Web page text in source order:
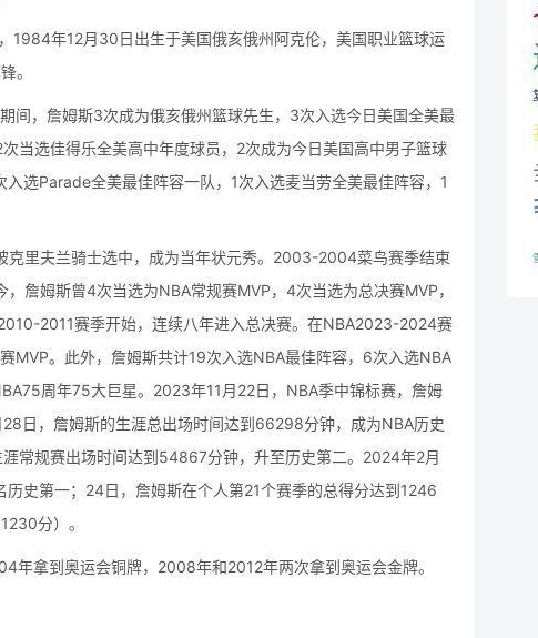
1984年12月30日出生于美国俄亥俄州阿克伦，美国职业篮球运
。
间，詹姆斯3次成为俄亥俄州篮球先生，3次入选今日美国全美最
当选佳得乐全美高中年度球员，2次成为今日美国高中男子篮球
选Parade全美最佳阵容一队，1次入选麦当劳全美最佳阵容，1
里夫兰骑士选中，成为当年状元秀。2003-2004菜鸟赛季结束
詹姆斯曾4次当选为NBA常规赛MVP，4次当选为总决赛MVP，
2011赛季开始，连续八年进入总决赛。在NBA2023-2024赛
MVP。此外，詹姆斯共计19次入选NBA最佳阵容，6次入选NBA
周年75大巨星。2023年11月22日，NBA季中锦标赛，詹姆
日，詹姆斯的生涯总出场时间达到66298分钟，成为NBA历史
常规赛出场时间达到54867分钟，升至历史第二。2024年2月
史第一；24日，詹姆斯在个人第21个赛季的总得分达到1246
分）。
年拿到奥运会铜牌，2008年和2012年两次拿到奥运会金牌。